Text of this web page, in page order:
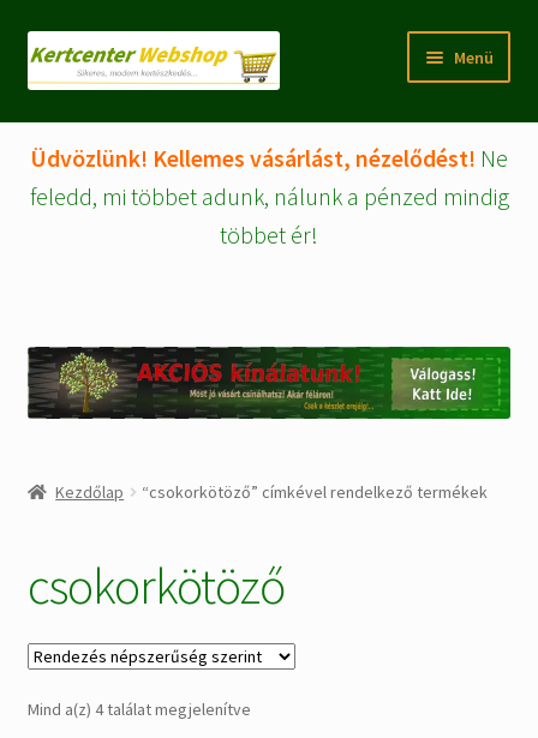
Ugrás
Kilépés
Menü
Rólunk
Fiókom/regisztráció
Kosár
menu
Kezdőlap
Alkatrészek
Üdvözlünk! Kellemes vásárlást, nézelődést! Ne
feledd, mi többet adunk, nálunk a pénzed mindig
többet ér!
Kezdőlap “csokorkötöző” címkével rendelkező termékek
csokorkötöző
Mind a(z) 4 találat megjelenítveSorted